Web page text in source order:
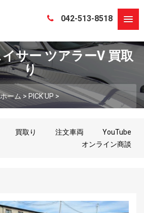
042-513-8518
サー ツアラーV 買取
り
ホーム > PICK UP >
買取り 注文車両
YouTube
オンライン商談